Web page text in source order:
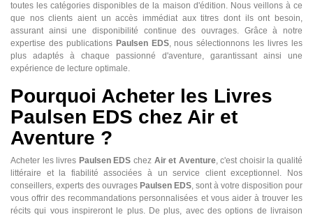
toutes les catégories disponibles de la maison d'édition. Nous veillons à ce
que nos clients aient un accès immédiat aux titres dont ils ont besoin,
assurant ainsi une disponibilité continue des ouvrages. Grâce à notre
expertise des publications Paulsen EDS, nous sélectionnons les livres les
plus adaptés à chaque passionné d'aventure, garantissant ainsi une
expérience de lecture optimale.
Pourquoi Acheter les Livres
Paulsen EDS chez Air et
Aventure ?
Acheter les livres Paulsen EDS chez Air et Aventure, c'est choisir la qualité
littéraire et la fiabilité associées à un service client exceptionnel. Nos
conseillers, experts des ouvrages Paulsen EDS, sont à votre disposition pour
vous offrir des recommandations personnalisées et vous aider à trouver les
récits qui vous inspireront le plus. De plus, avec des options de livraison